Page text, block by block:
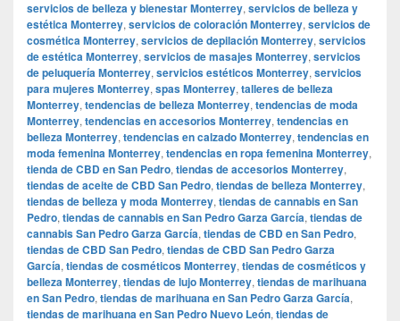
servicios de belleza y bienestar Monterrey, servicios de belleza y
estética Monterrey, servicios de coloración Monterrey, servicios de
cosmética Monterrey, servicios de depilación Monterrey, servicios
de estética Monterrey, servicios de masajes Monterrey, servicios
de peluquería Monterrey, servicios estéticos Monterrey, servicios
para mujeres Monterrey, spas Monterrey, talleres de belleza
Monterrey, tendencias de belleza Monterrey, tendencias de moda
Monterrey, tendencias en accesorios Monterrey, tendencias en
belleza Monterrey, tendencias en calzado Monterrey, tendencias en
moda femenina Monterrey, tendencias en ropa femenina Monterrey,
tienda de CBD en San Pedro, tiendas de accesorios Monterrey,
tiendas de aceite de CBD San Pedro, tiendas de belleza Monterrey,
tiendas de belleza y moda Monterrey, tiendas de cannabis en San
Pedro, tiendas de cannabis en San Pedro Garza García, tiendas de
cannabis San Pedro Garza García, tiendas de CBD en San Pedro,
tiendas de CBD San Pedro, tiendas de CBD San Pedro Garza
García, tiendas de cosméticos Monterrey, tiendas de cosméticos y
belleza Monterrey, tiendas de lujo Monterrey, tiendas de marihuana
en San Pedro, tiendas de marihuana en San Pedro Garza García,
tiendas de marihuana en San Pedro Nuevo León, tiendas de